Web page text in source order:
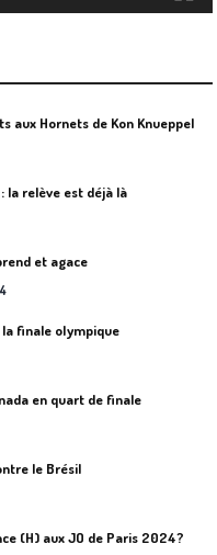
aux Hornets de Kon Knueppel
la relève est déjà là
et agace
la finale olympique
en quart de finale
le Brésil
(H) aux JO de Paris 2024?